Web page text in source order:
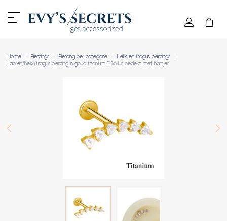
Home Piercings Piercing per categorie
Helix en tragus piercings
Labret/helix/tragus piercing in goud titanium F136 lus bedekt met hartjes